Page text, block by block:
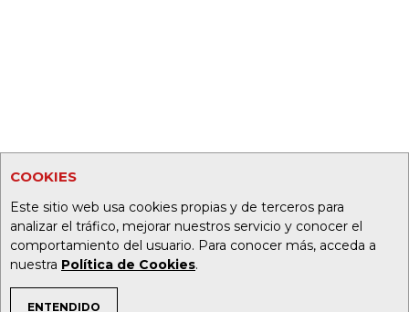
COOKIES
Este sitio web usa cookies propias y de terceros para
analizar el tráfico, mejorar nuestros servicio y conocer el
comportamiento del usuario. Para conocer más, acceda a
nuestra Política de Cookies.
ENTENDIDO